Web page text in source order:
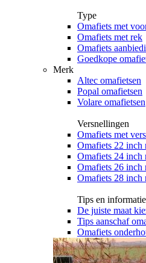
Type
Omafiets met
Omafiets met rek
Omafiets
Goedkope
Merk
Altec omafietsen
Popal omafietsen
Volare omafietsen
Versnellingen
Omafiets met
Omafiets 22 inch
Omafiets 24 inch
Omafiets 26 inch
Omafiets 28 inch
Tips en informatie
De juiste maat
Tips aanschaf
Omafiets